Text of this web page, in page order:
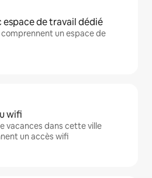
espace de travail dédié
un espace de
wifi
vacances dans cette ville
un accès wifi